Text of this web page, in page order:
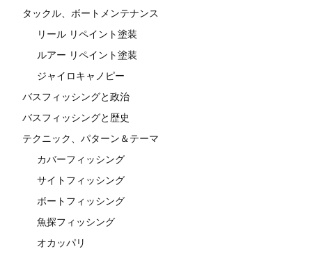
タックル、ボートメンテナンス
リール リペイント塗装
ルアー リペイント塗装
ジャイロキャノピー
バスフィッシングと政治
バスフィッシングと歴史
テクニック、パターン＆テーマ
カバーフィッシング
サイトフィッシング
ボートフィッシング
魚探フィッシング
オカッパリ